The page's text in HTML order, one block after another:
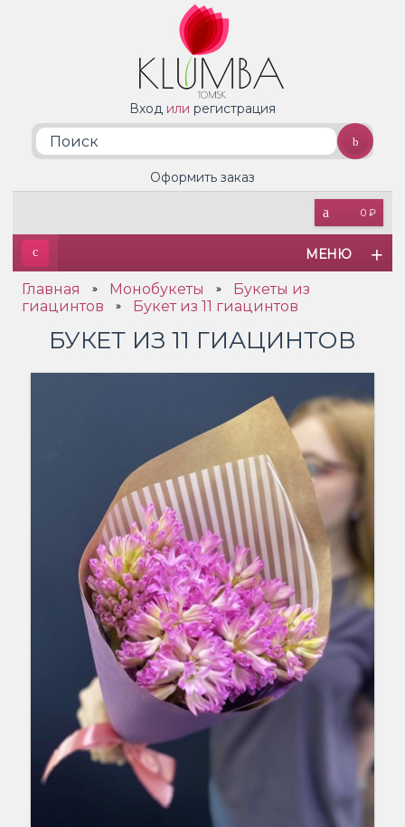
Вход или регистрация
0 ₽
Оформить заказ
МЕНЮ
Главная » Монобукеты »
Букеты из
гиацинтов
» Букет из 11 гиацинтов
БУКЕТ ИЗ 11 ГИАЦИНТОВ